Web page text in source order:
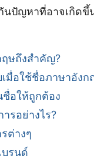
นปัญหาที่อาจเกิด
ษถึงสำคัญ?
มื่อใช้ชื่อภาษาอังก
ชื่อให้ถูกต้อง
รอย่างไร?
ต่างๆ
รนด์